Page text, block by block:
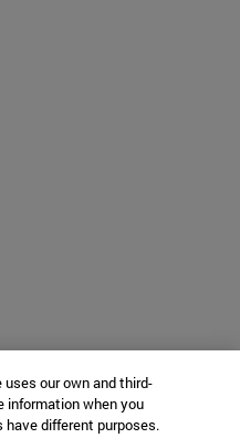
our own and third-
information when you
different purposes.